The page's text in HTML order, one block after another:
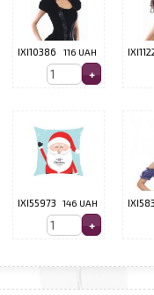
IXI10386 116 UAH
IXI55973 146 UAH